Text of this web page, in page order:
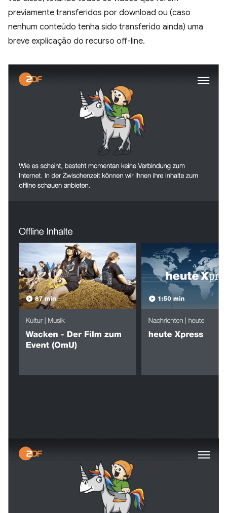
previamente transferidos por download ou (caso
nenhum conteúdo tenha sido transferido ainda) uma
breve explicação do recurso off-line.